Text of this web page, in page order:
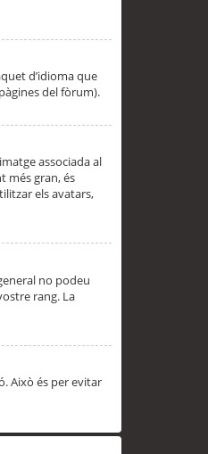
d’idioma que
del fòrum).
associada al
més gran, és
els avatars,
no podeu
rang. La
Això és per evitar